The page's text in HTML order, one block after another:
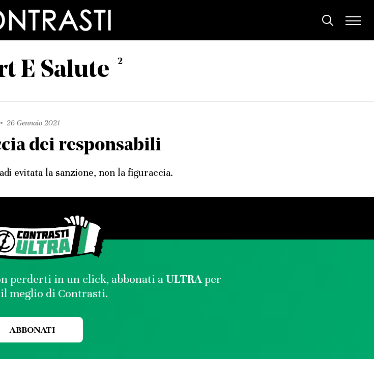
E Salute 2
26 Gennaio 2021
dei responsabili
evitata la sanzione, non la figuraccia.
perderti in un click, abbonati aULTRAper
meglio di Contrasti.
ABBONATI